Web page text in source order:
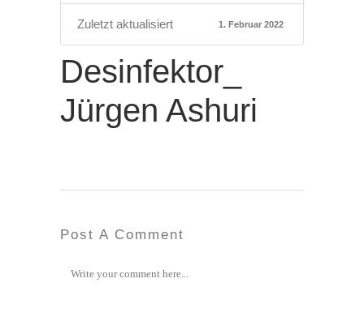
Zuletzt aktualisiert 1. Februar 2022
Desinfektor_
Jürgen Ashuri
Post A Comment